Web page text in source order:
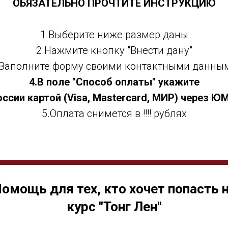
ОБЯЗАТЕЛЬНО ПРОЧТИТЕ ИНСТРУКЦИЮ
1.Выберите ниже размер даны
2.Нажмите кнопку "Внести дану"
форму своими контактными
4.В поле "Способ оплаты" укажите
картой (Visa, Mastercard, МИР) через
5.Оплата снимется в !!!! рублях
для тех, кто хочет попасть
курс "Тонг Лен"